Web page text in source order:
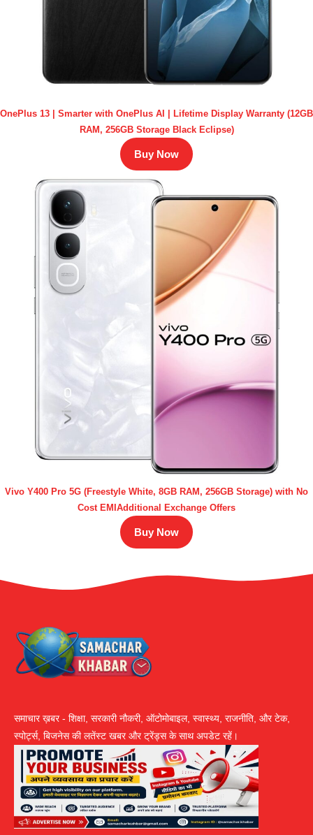
OnePlus 13 | Smarter with OnePlus AI | Lifetime Display Warranty (12GB
RAM, 256GB Storage Black Eclipse)
Buy Now
Vivo Y400 Pro 5G (Freestyle White, 8GB RAM, 256GB Storage) with No
Cost EMIAdditional Exchange Offers
Buy Now
समाचार ख़बर - शिक्षा, सरकारी नौकरी, ऑटोमोबाइल, स्वास्थ्य, राजनीति, और टेक,
स्पोर्ट्स, बिजनेस की लतेंस्ट खबर और ट्रेंड्स के साथ अपडेट रहें।